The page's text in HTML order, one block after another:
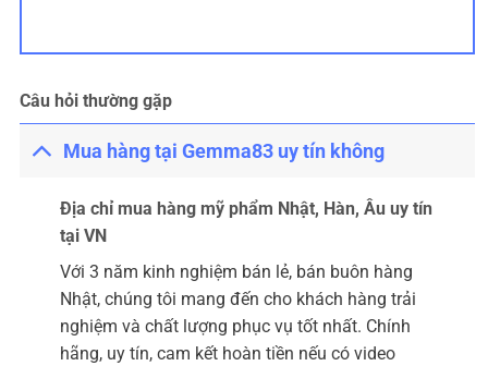
Câu hỏi thường gặp
Mua hàng tại Gemma83 uy tín không
Địa chỉ mua hàng mỹ phẩm Nhật, Hàn, Âu uy tín
tại VN
Với 3 năm kinh nghiệm bán lẻ, bán buôn hàng
Nhật, chúng tôi mang đến cho khách hàng trải
nghiệm và chất lượng phục vụ tốt nhất. Chính
hãng, uy tín, cam kết hoàn tiền nếu có video